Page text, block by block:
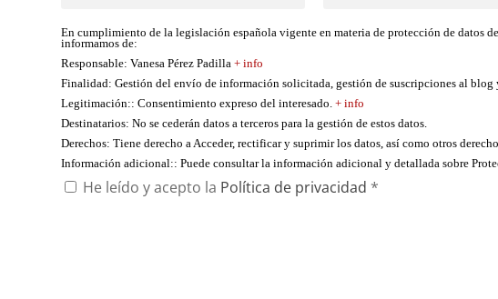
En cumplimiento de la legislación española vigente en materia de protección de datos
informamos de:
Responsable: Vanesa Pérez Padilla+ info
Finalidad: Gestión del envío de información solicitada, gestión de suscripciones al
Legitimación:: Consentimiento expreso del interesado.+ info
Destinatarios: No se cederán datos a terceros para la gestión de estos datos.
Derechos: Tiene derecho a Acceder, rectificar y suprimir los datos, así como otros
Información adicional:: Puede consultar la información adicional y detallada sobre
He leído y acepto la Política de privacidad *